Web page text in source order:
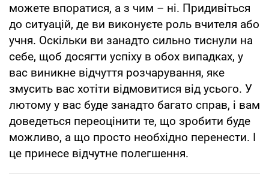
можете впоратися, а з чим – ні. Придивіться
до ситуацій, де ви виконуєте роль вчителя або
учня. Оскільки ви занадто сильно тиснули на
себе, щоб досягти успіху в обох випадках, у
вас виникне відчуття розчарування, яке
змусить вас хотіти відмовитися від усього. У
лютому у вас буде занадто багато справ, і вам
доведеться переоцінити те, що зробити буде
можливо, а що просто необхідно перенести. І
це принесе відчутне полегшення.